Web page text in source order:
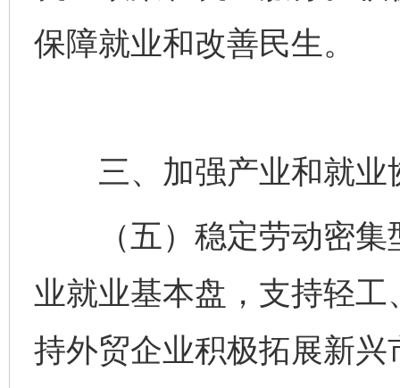
保障就业和改善民生。
三、加强产业和就业
（五）稳定劳动密集
业就业基本盘，支持轻
持外贸企业积极拓展新